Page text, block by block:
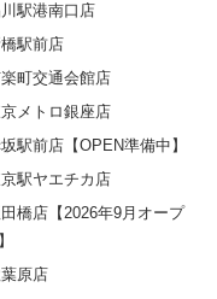
駅港南口店
駅前店
町交通会館店
メトロ銀座店
駅前店【OPEN準備中】
駅ヤエチカ店
橋店【2026年9月オープ
原店